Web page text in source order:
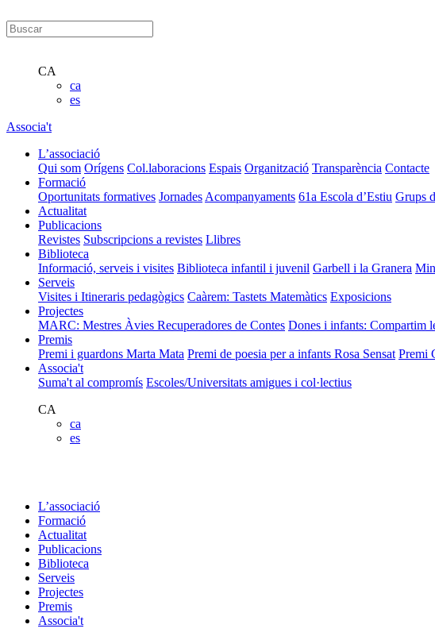
CA
ca
es
Associa't
L’associació
Qui som Orígens Col.laboracions Espais Organització Transparència Contacte
Formació
Oportunitats formatives Jornades Acompanyaments 61a Escola d’Estiu Grups
Actualitat
Publicacions
Revistes Subscripcions a revistes Llibres
Biblioteca
Informació, serveis i visites Biblioteca infantil i juvenil Garbell i la Granera
Serveis
Visites i Itineraris pedagògics Caàrem: Tastets Matemàtics Exposicions
Projectes
MARC: Mestres Àvies Recuperadores de Contes Dones i infants: Compartim
Premis
Premi i guardons Marta Mata Premi de poesia per a infants Rosa Sensat Premi
Associa't
Suma't al compromís Escoles/Universitats amigues i col·lectius
CA
ca
es
L’associació
Formació
Actualitat
Publicacions
Biblioteca
Serveis
Projectes
Premis
Associa't